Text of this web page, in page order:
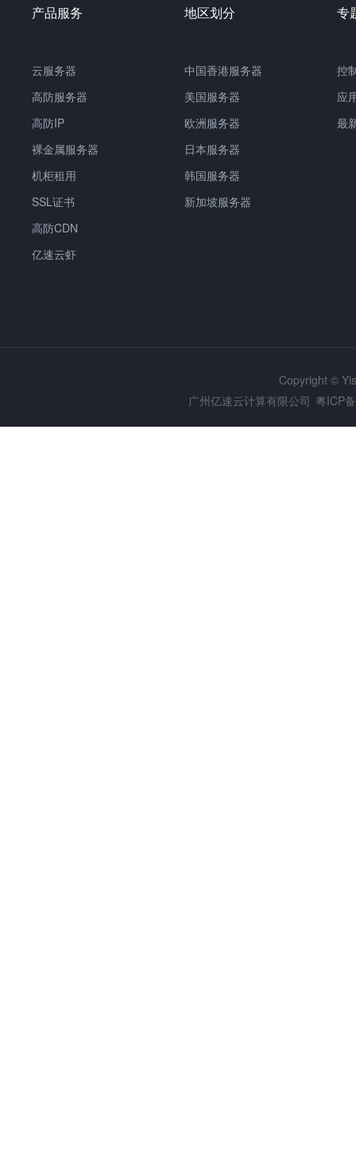
产品服务
云服务器
高防服务器
高防IP
裸金属服务器
机柜租用
SSL证书
高防CDN
亿速云虾
地区划分
中国香港服务器
美国服务器
欧洲服务器
日本服务器
韩国服务器
新加坡服务器
专
控
应
最
Copyright ©
广州亿速云计算有限公司 粤ICP